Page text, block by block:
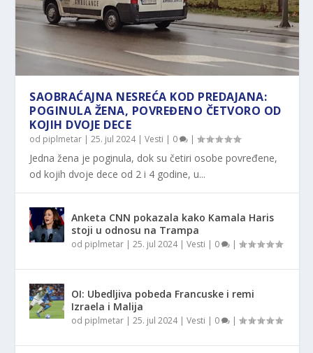
SAOBRAĆAJNA NESREĆA KOD PREDAJANA:
POGINULA ŽENA, POVREĐENO ČETVORO OD
KOJIH DVOJE DECE
od piplmetar |25. jul 2024|Vesti | 0 |
Jedna žena je poginula, dok su četiri osobe povređene,
od kojih dvoje dece od 2 i 4 godine, u...
Anketa CNN pokazala kako Kamala Haris
stoji u odnosu na Trampa
od piplmetar |25. jul 2024|Vesti | 0 |
OI: Ubedljiva pobeda Francuske i remi
Izraela i Malija
od piplmetar |25. jul 2024|Vesti | 0 |